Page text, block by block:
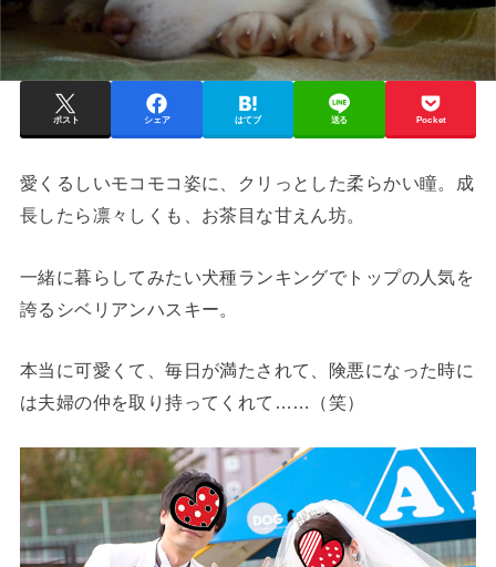
ポスト シェア はてブ 送る Pocket
愛くるしいモコモコ姿に、クリっとした柔らかい瞳。成
長したら凛々しくも、お茶目な甘えん坊。
一緒に暮らしてみたい犬種ランキングでトップの人気を
誇るシベリアンハスキー。
本当に可愛くて、毎日が満たされて、険悪になった時に
は夫婦の仲を取り持ってくれて……（笑）